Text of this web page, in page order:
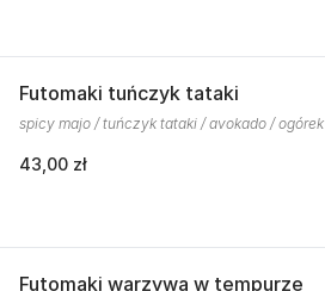
Futomaki tuńczyk tataki
spicy majo / tuńczyk tataki / avokado / ogórek
43,00 zł
Futomaki warzywa w tempurze